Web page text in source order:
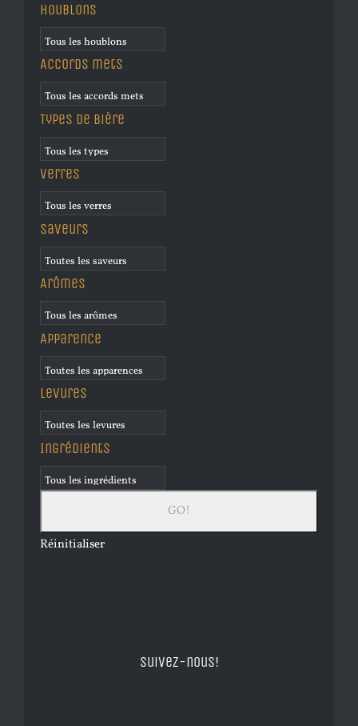
Houblons
Accords mets
Types de bière
Verres
Saveurs
Arômes
Apparence
Levures
Ingrédients
Réinitialiser
Suivez-nous!